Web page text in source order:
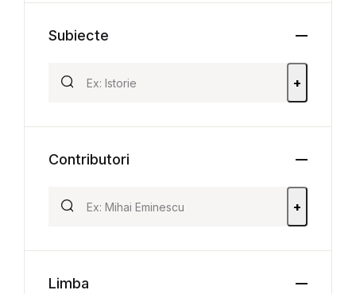
Subiecte
+
Contributori
+
Limba